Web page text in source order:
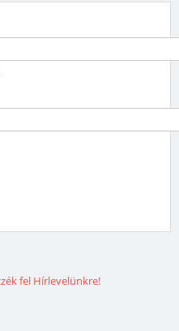
fel Hírlevelünkre!